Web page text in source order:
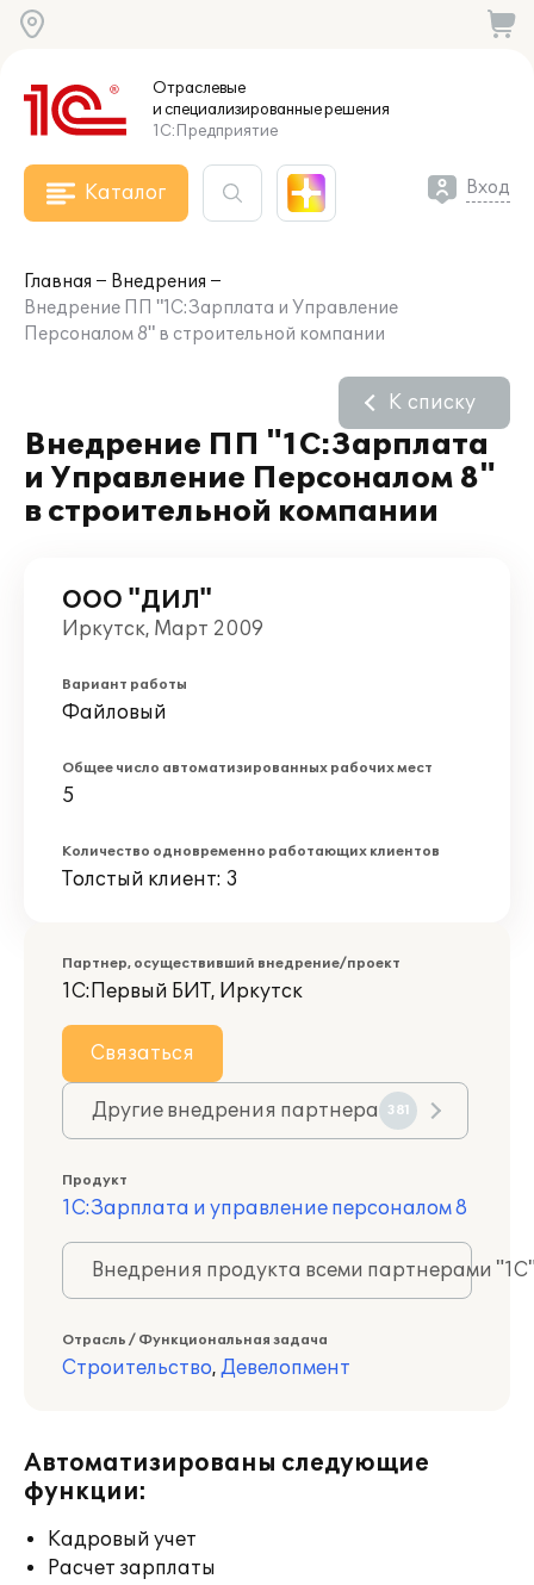
Отраслевые
и специализированныерешения
1С:Предприятие
Каталог Вход
Главная
Внедрения
Внедрение ПП "1С:Зарплата и Управление
Персоналом 8" в строительной компании
Внедрение ПП "1С:Зарплата
и Управление Персоналом 8"
в строительной компании
К списку
ООО "ДИЛ"
Иркутск, Март 2009
Вариант работы
Файловый
Общее число автоматизированных рабочих мест
5
Количество одновременно работающих клиентов
Толстый клиент: 3
Партнер, осуществивший внедрение/проект
1С:Первый БИТ, Иркутск
Связаться
Другие внедрения партнера 381
Продукт
1С:Зарплата и управление персоналом 8
Внедрения продукта всеми партнерами
Отрасль / Функциональная задача
Строительство, Девелопмент
Автоматизированы следующие
функции:
Кадровый учет
Расчет зарплаты